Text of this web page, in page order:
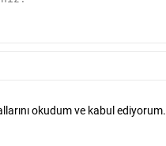
okudum ve kabul ediyorum.